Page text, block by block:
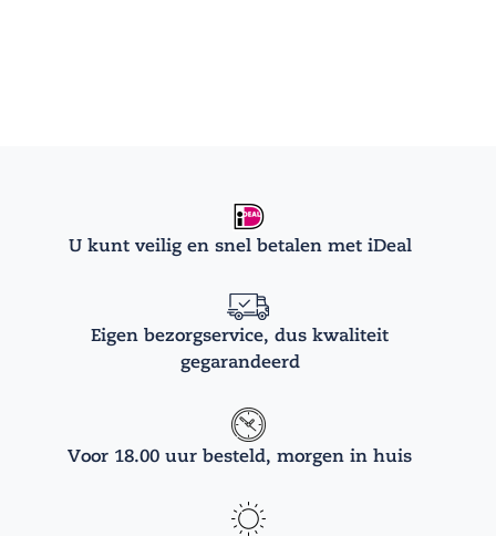
U kunt veilig en snel betalen met iDeal
Eigen bezorgservice, dus kwaliteit
gegarandeerd
Voor 18.00 uur besteld, morgen in huis